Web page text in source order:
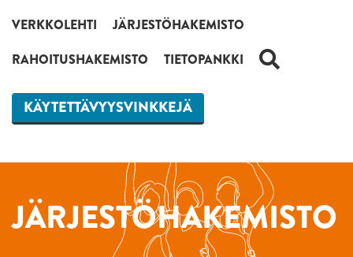
VERKKOLEHTI
JÄRJESTÖHAKEMISTO
RAHOITUSHAKEMISTO
TIETOPANKKI HAKU
KÄYTETTÄVYYSVINKKEJÄ
JÄRJESTÖHAKEMISTO